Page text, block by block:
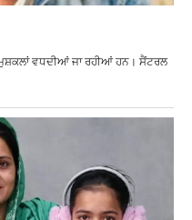
ਵਧਦੀਆਂ ਜਾ ਰਹੀਆਂ ਹਨ। ਸੈਂਟਰਲ